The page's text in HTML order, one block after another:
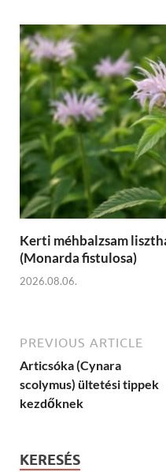
Kerti méhbalzsam
(Monarda fistulosa)
2026.08.06.
PREVIOUS ARTICLE
Articsóka (Cynara
scolymus) ültetési tippek
kezdőknek
KERESÉS